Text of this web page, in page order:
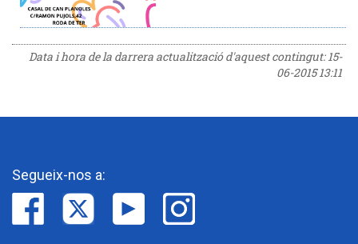
Data i hora de la darrera actualització d'aquest contingut:15-
06-2015 13:11
Segueix-nos a: